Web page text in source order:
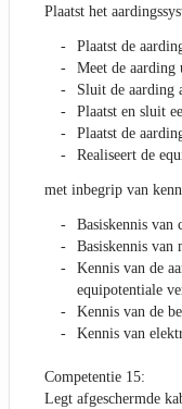
Plaatst het
Plaatst de
Meet de aarding
Sluit de aarding
Plaatst en sluit
Plaatst de
Realiseert de
met inbegrip van
Basiskennis van
Basiskennis
Kennis van de
equipotentiale
Kennis van de
Kennis van
Competentie 15:
Legt afgeschermde